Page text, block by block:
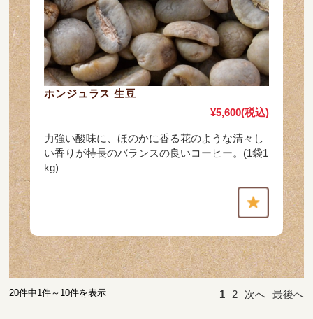
ホンジュラス 生豆
¥5,600(税込)
力強い酸味に、ほのかに香る花のような清々し
い香りが特長のバランスの良いコーヒー。(1袋1
kg)
20件中1件～10件を表示 1 2 次へ 最後へ